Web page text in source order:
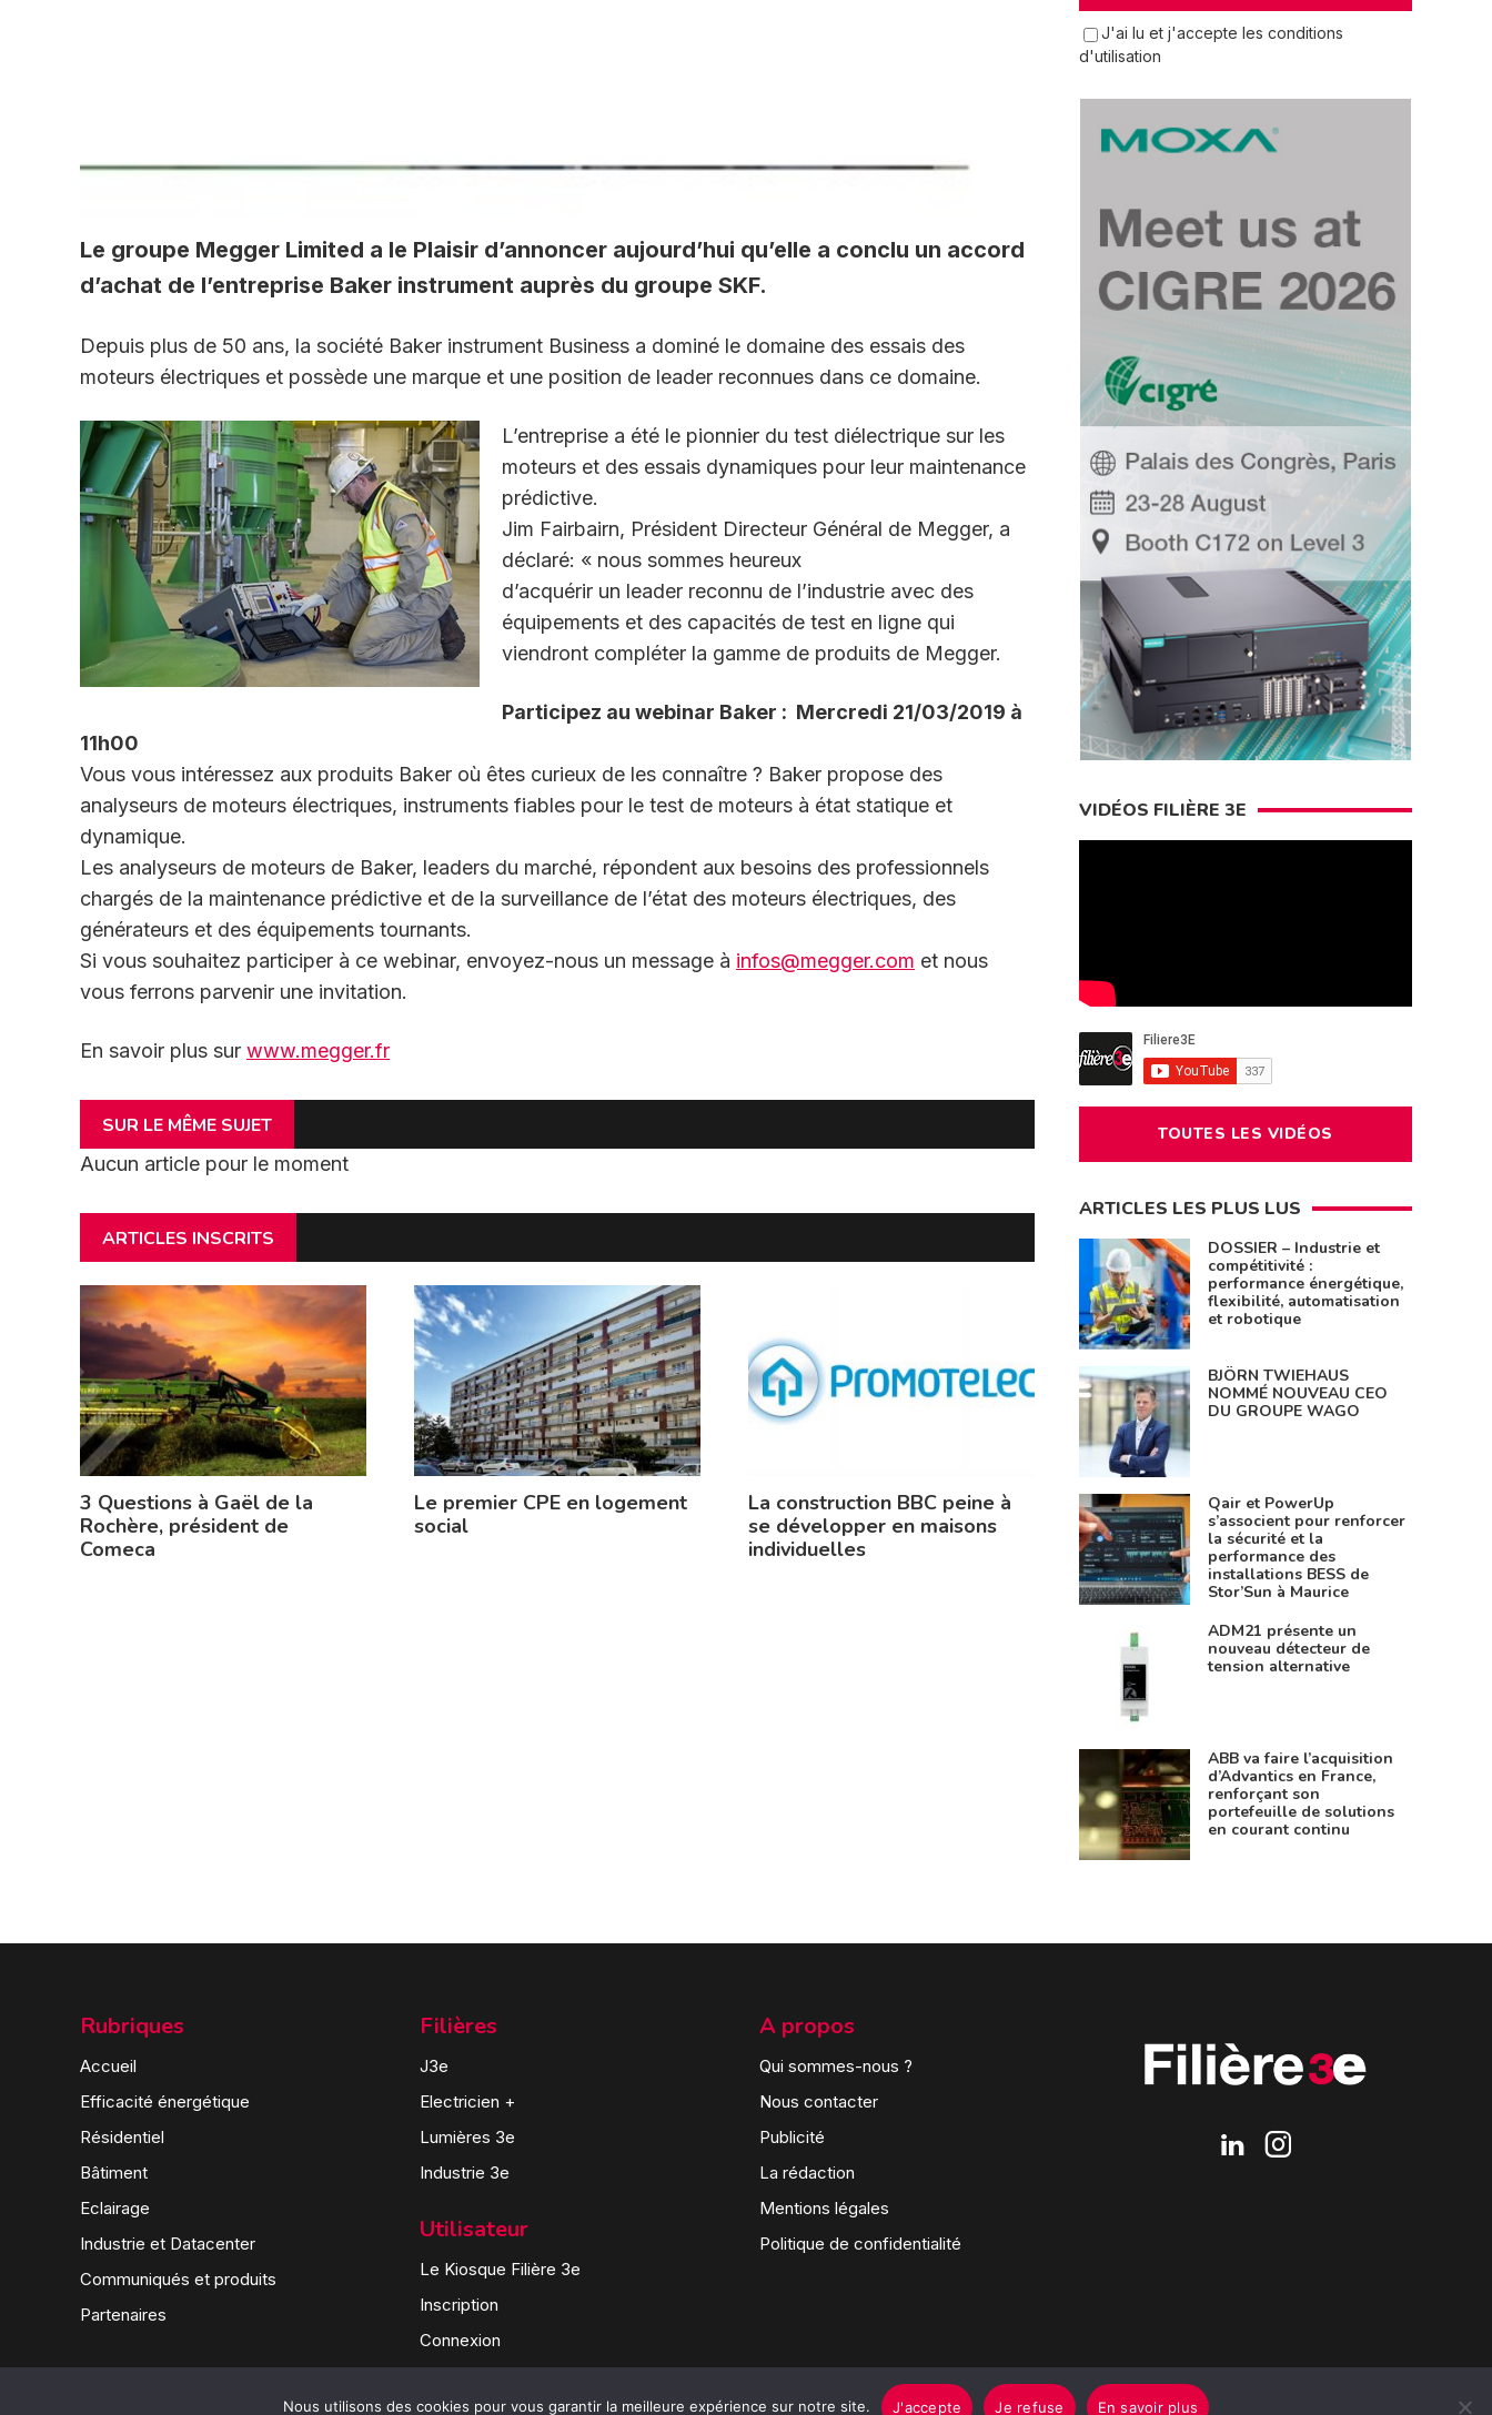
Le groupe Megger Limited a le Plaisir d’annoncer aujourd’hui qu’elle a conclu un accord
d’achat de l’entreprise Baker instrument auprès du groupe SKF.
Depuis plus de 50 ans, la société Baker instrument Business a dominé le domaine des essais des
moteurs électriques et possède une marque et une position de leader reconnues dans ce domaine.
L’entreprise a été le pionnier du test diélectrique sur les
moteurs et des essais dynamiques pour leur maintenance
prédictive.
Jim Fairbairn, Président Directeur Général de Megger, a
déclaré: « nous sommes heureux
d’acquérir un leader reconnu de l’industrie avec des
équipements et des capacités de test en ligne qui
viendront compléter la gamme de produits de Megger.
Participez au webinar Baker : Mercredi 21/03/2019 à
11h00
Vous vous intéressez aux produits Baker où êtes curieux de les connaître ? Baker propose des
analyseurs de moteurs électriques, instruments fiables pour le test de moteurs à état statique et
dynamique.
Les analyseurs de moteurs de Baker, leaders du marché, répondent aux besoins des professionnels
chargés de la maintenance prédictive et de la surveillance de l’état des moteurs électriques, des
générateurs et des équipements tournants.
Si vous souhaitez participer à ce webinar, envoyez-nous un message à infos@megger.com et nous
vous ferrons parvenir une invitation.
En savoir plus sur www.megger.fr
SUR LE MÊME SUJET
Aucun article pour le moment
ARTICLES INSCRITS
3 Questions à Gaël de la
Rochère, président de
Comeca
Le premier CPE en logement
social
La construction BBC peine à
se développer en maisons
individuelles
J'ai lu et j'accepte les conditions
d'utilisation
VIDÉOS FILIÈRE 3E
TOUTES LES VIDÉOS
ARTICLES LES PLUS LUS
DOSSIER – Industrie et
compétitivité :
performance énergétique,
flexibilité, automatisation
et robotique
BJÖRN TWIEHAUS
NOMMÉ NOUVEAU CEO
DU GROUPE WAGO
Qair et PowerUp
s’associent pour renforcer
la sécurité et la
performance des
installations BESS de
Stor’Sun à Maurice
ADM21 présente un
nouveau détecteur de
tension alternative
ABB va faire l’acquisition
d’Advantics en France,
renforçant son
portefeuille de solutions
en courant continu
Rubriques
Accueil
Efficacité énergétique
Résidentiel
Bâtiment
Eclairage
Industrie et Datacenter
Communiqués et produits
Partenaires
Filières
J3e
Electricien +
Lumières 3e
Industrie 3e
Utilisateur
Le Kiosque Filière 3e
Inscription
Connexion
A propos
Qui sommes-nous ?
Nous contacter
Publicité
La rédaction
Mentions légales
Politique de confidentialité
Nous utilisons des cookies pour vous garantir la meilleure expérience sur notre site. J'accepte Je refuse En savoir plus